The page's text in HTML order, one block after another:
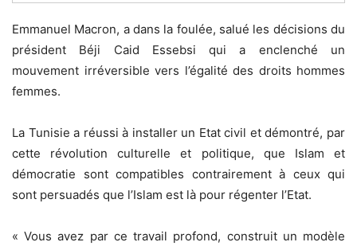
Emmanuel Macron, a dans la foulée, salué les décisions du
président Béji Caid Essebsi qui a enclenché un
mouvement irréversible vers l’égalité des droits hommes
femmes.
La Tunisie a réussi à installer un Etat civil et démontré, par
cette révolution culturelle et politique, que Islam et
démocratie sont compatibles contrairement à ceux qui
sont persuadés que l’Islam est là pour régenter l’Etat.
« Vous avez par ce travail profond, construit un modèle